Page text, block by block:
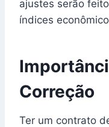
ajustes serão
índices
Correção
Ter um contrato